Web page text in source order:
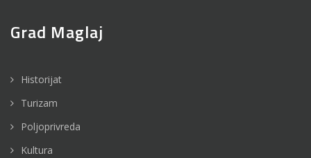
Grad Maglaj
Historijat
Turizam
Poljoprivreda
Kultura